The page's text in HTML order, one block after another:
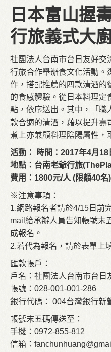
日本富山握
行旅義式大
社團法人台南市台日友好交
行旅合作舉辦食文化活動。
作，搭配推薦的四款清酒的
的食感體驗。從日本料理定
點，依序送出。其中，「職
款合適的清酒，藉以提升壽
煮上亦兼顧料理陰陽屬性，
活動： 時間：2017年4月
地點：台南老爺行旅
費用：1800元/人 (限額40名)
※注意事項：
1.網路報名者請於4/15日前
mail給承辦人員告知帳號末
成報名。
2.若代為報名，請於表單上
匯款帳戶：
戶名：社團法人台南市台日
帳號：028-001-001-286
銀行代碼： 004台灣銀行新
帳號末五碼傳送至：
手機：0972-855-812
信箱：